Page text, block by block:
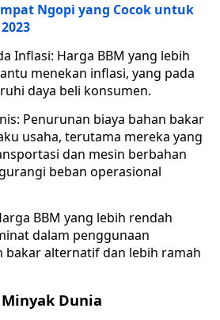
Ngopi yang Cocok untuk
Inflasi: Harga BBM yang lebih
menekan inflasi, yang pada
daya beli konsumen.
Penurunan biaya bahan bakar
usaha, terutama mereka yang
dan mesin berbahan
beban operasional
BBM yang lebih rendah
dalam penggunaan
bakar alternatif dan lebih ramah
Dunia